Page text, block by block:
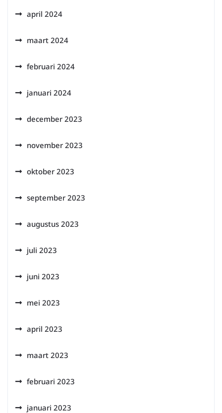
april 2024
maart 2024
februari 2024
januari 2024
december 2023
november 2023
oktober 2023
september 2023
augustus 2023
juli 2023
juni 2023
mei 2023
april 2023
maart 2023
februari 2023
januari 2023